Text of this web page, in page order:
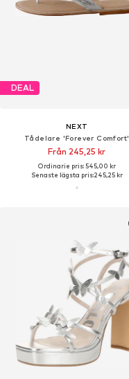
DEAL
NEXT
Tådelare 'Forever Comfort'
Från 245,25 kr
Ordinarie pris: 545,00 kr
Senaste lägsta pris:245,25 kr